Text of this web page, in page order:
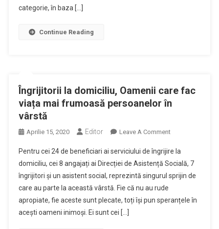
Vulnerabile
categorie, în baza […]
Continue Reading
Îngrijitorii la domiciliu, Oamenii care fac
viața mai frumoasă persoanelor în
vârstă
Aprilie 15, 2020 Editor Leave A CommentOn
La
Domiciliu,
Oamenii
Fac
Pentru cei 24 de beneficiari ai serviciului de îngrijire la
domiciliu, cei 8 angajați ai Direcției de Asistență Socială, 7
îngrijitori și un asistent social, reprezintă singurul sprijin de
care au parte la această vârstă. Fie că nu au rude
apropiate, fie aceste sunt plecate, toți își pun speranțele în
acești oameni inimoși. Ei sunt cei […]